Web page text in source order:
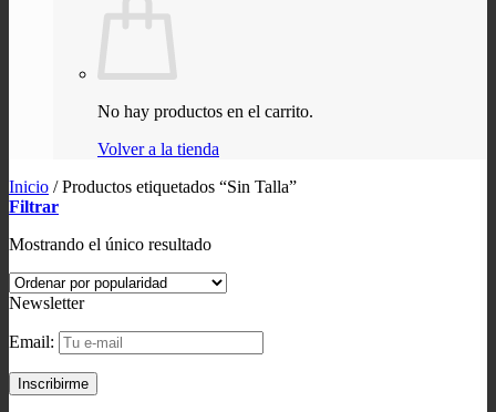
No hay productos en el carrito.
Volver a la tienda
Inicio /Productos etiquetados “Sin Talla”
Filtrar
Mostrando el único resultado
Newsletter
Email: